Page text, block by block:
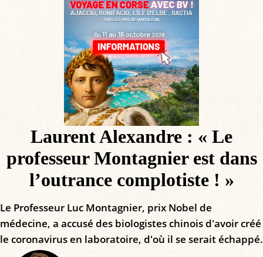
Laurent Alexandre : « Le
professeur Montagnier est dans
l’outrance complotiste ! »
Le Professeur Luc Montagnier, prix Nobel de
médecine, a accusé des biologistes chinois d'avoir créé
le coronavirus en laboratoire, d'où il se serait échappé.